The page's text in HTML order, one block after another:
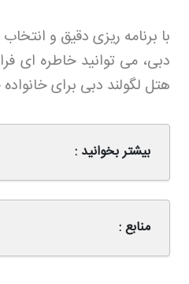
با برنامه ریزی دقیق و
دبی، می توانید خاطره ای
هتل لگولند دبی برای
بیشتر بخوانید :
منابع :